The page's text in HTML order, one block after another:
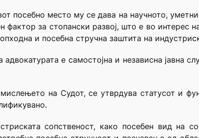
посебно место му се дава на научното,
фактор за стопански развој, што е во интерес
и посебна стручна заштита на
е самостојна и независна јавна
на Судот, се утврдува статусот и
сопственост, како посебен вид на